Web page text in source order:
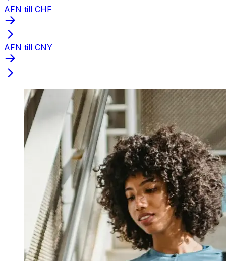
AFN till CHF
AFN till CNY